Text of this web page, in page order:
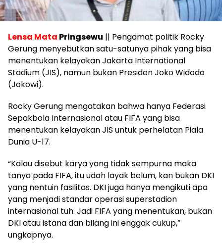
Lensa Mata Pringsewu || Pengamat politik Rocky
Gerung menyebutkan satu-satunya pihak yang bisa
menentukan kelayakan Jakarta International
Stadium (JIS), namun bukan Presiden Joko Widodo
(Jokowi).
Rocky Gerung mengatakan bahwa hanya Federasi
Sepakbola Internasional atau FIFA yang bisa
menentukan kelayakan JIS untuk perhelatan Piala
Dunia U-17.
“Kalau disebut karya yang tidak sempurna maka
tanya pada FIFA, itu udah layak belum, kan bukan DKI
yang nentuin fasilitas. DKI juga hanya mengikuti apa
yang menjadi standar operasi superstadion
internasional tuh. Jadi FIFA yang menentukan, bukan
DKI atau istana dan bilang ini enggak cukup,”
ungkapnya.